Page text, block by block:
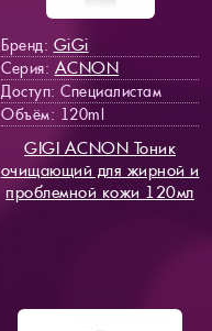
Бренд: GiGi
Серия: ACNON
Доступ: Специалистам
Объём: 120ml
GIGI ACNON Тоник
очищающий для жирной и
проблемной кожи 120мл